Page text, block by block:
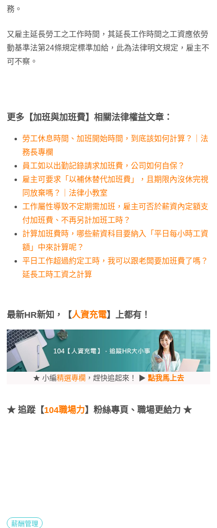
務。
又雇主延長勞工之工作時間，其延長工作時間之工資應依勞
動基準法第24條規定標準加給，此為法律明文規定，雇主不
可不察。
更多【加班與加班費】相關法律權益文章：
勞工休息時間、加班開始時間，到底該如何計算？｜法
務長專欄
員工如以出勤記錄請求加班費，公司如何自保？
雇主可要求「以補休替代加班費」，且期限內沒休完視
同放棄嗎？｜法律小教室
工作屬性導致不定期需加班，雇主可否於薪資內定額支
付加班費、不再另計加班工時？
計算加班費時，哪些薪資科目要納入「平日每小時工資
額」中來計算呢？
平日工作超過約定工時，我可以跟老闆要加班費了嗎？
延長工時工資之計算
最新HR新知，【人資充電】上都有！
★ 小編精選專欄 ，趕快追起來！ ▶ 點我馬上去
★ 追蹤【104職場力】粉絲專頁、職場更給力 ★
薪酬管理